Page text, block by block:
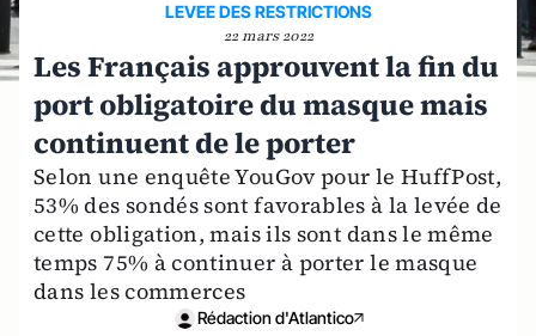
LEVEE DES RESTRICTIONS
22 mars 2022
Les Français approuvent la fin du
port obligatoire du masque mais
continuent de le porter
Selon une enquête YouGov pour le HuffPost,
53% des sondés sont favorables à la levée de
cette obligation, mais ils sont dans le même
temps 75% à continuer à porter le masque
dans les commerces
Rédaction d'Atlantico